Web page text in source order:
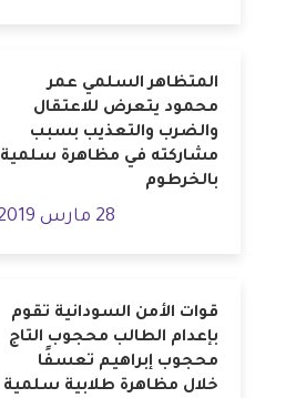
المتظاهر السلمي عمر
محمود يتعرض للاعتقال
والضرب والتعذيب بسبب
مشاركته في مظاهرة سلمية
بالخرطوم
28 مارس 2019
قوات الأمن السودانية تقوم
بإعدام الطالب محجوب التاج
محجوب إبراهيم تعسفًا
خلال مظاهرة طلابية سلمية